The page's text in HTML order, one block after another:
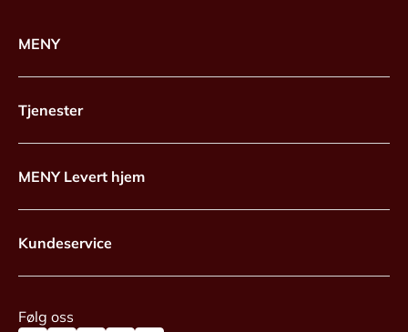
MENY
Tjenester
MENY Levert hjem
Kundeservice
Følg oss